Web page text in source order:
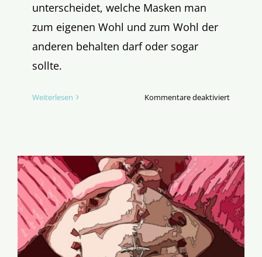
unterscheidet, welche Masken man
zum eigenen Wohl und zum Wohl der
anderen behalten darf oder sogar
sollte.
Weiterlesen Kommentare deaktiviertfür